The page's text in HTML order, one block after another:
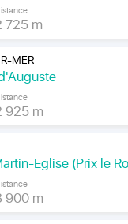
725 m
MER
925 m
900 m